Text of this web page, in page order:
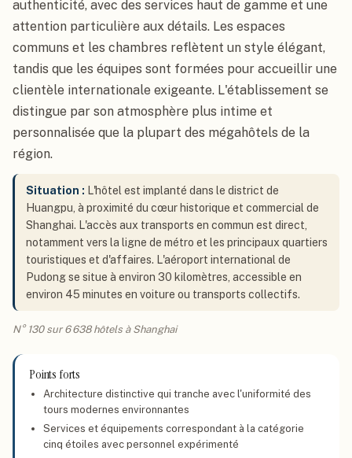
authenticité, avec des services haut de gamme et une
attention particulière aux détails. Les espaces
communs et les chambres reflètent un style élégant,
tandis que les équipes sont formées pour accueillir une
clientèle internationale exigeante. L'établissement se
distingue par son atmosphère plus intime et
personnalisée que la plupart des mégahôtels de la
région.
Situation : L'hôtel est implanté dans le district de
Huangpu, à proximité du cœur historique et commercial de
Shanghai. L'accès aux transports en commun est direct,
notamment vers la ligne de métro et les principaux quartiers
touristiques et d'affaires. L'aéroport international de
Pudong se situe à environ 30 kilomètres, accessible en
environ 45 minutes en voiture ou transports collectifs.
N° 130 sur 6 638 hôtels à Shanghai
Points forts
Architecture distinctive qui tranche avec l'uniformité des
tours modernes environnantes
Services et équipements correspondant à la catégorie
cinq étoiles avec personnel expérimenté